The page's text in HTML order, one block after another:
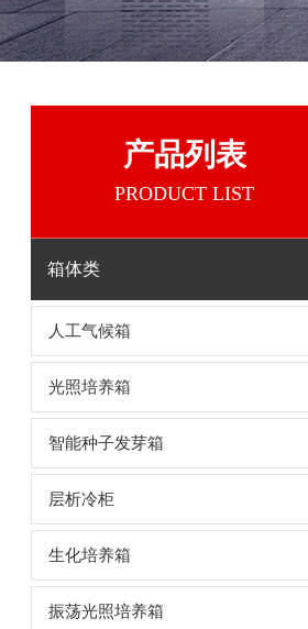
产品列表
PRODUCT LIST
箱体类
人工气候箱
光照培养箱
智能种子发芽箱
层析冷柜
生化培养箱
振荡光照培养箱